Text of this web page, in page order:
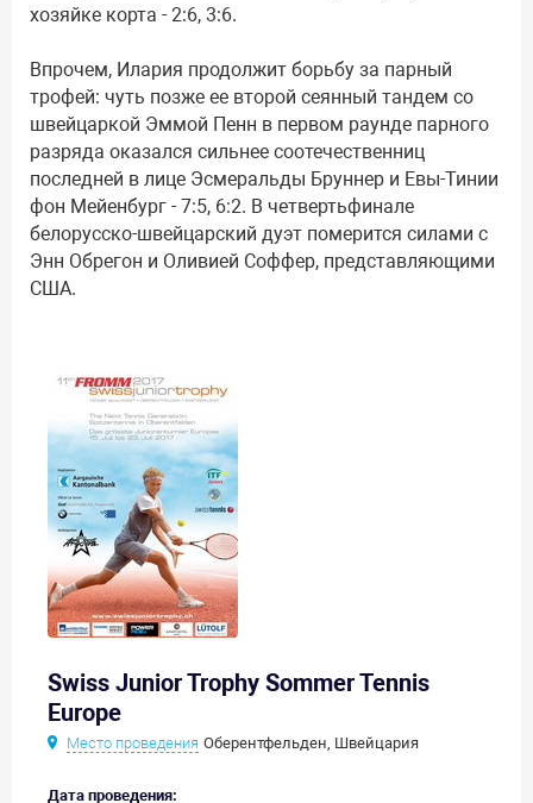
хозяйке корта - 2:6, 3:6.
Впрочем, Илария продолжит борьбу за парный
трофей: чуть позже ее второй сеянный тандем со
швейцаркой Эммой Пенн в первом раунде парного
разряда оказался сильнее соотечественниц
последней в лице Эсмеральды Бруннер и Евы-Тинии
фон Мейенбург - 7:5, 6:2. В четвертьфинале
белорусско-швейцарский дуэт померится силами с
Энн Обрегон и Оливией Соффер, представляющими
США.
Swiss Junior Trophy Sommer Tennis
Europe
Место проведения Оберентфельден, Швейцария
Дата проведения: